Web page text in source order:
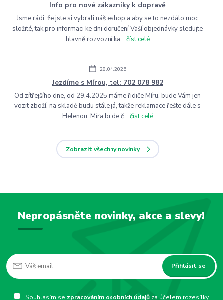
Info pro nové zákazníky k dopravě
Jsme rádi, že jste si vybrali náš eshop a aby se to nezdálo moc
složité, tak pro informaci ke dni doručení Vaší objednávky sledujte
hlavně rozvozní ka... číst celé
28.04.2025
Jezdíme s Mírou, tel: 702 078 982
Od zítřejšího dne, od 29.4.2025 máme řidiče Míru, bude Vám jen
vozit zboží, na skladě budu stále já, takže reklamace řešte dále s
Helenou, Míra bude č... číst celé
Zobrazit všechny novinky
Nepropásněte novinky, akce a slevy!
Přihlásit se
Souhlasím se zpracováním osobních údajů za účelem rozesílky